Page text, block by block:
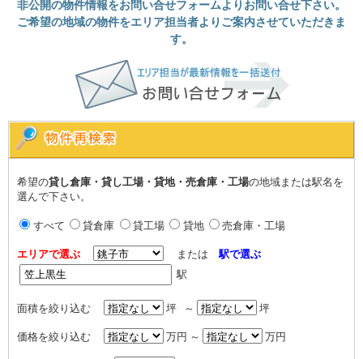
非公開の物件情報をお問い合せフォームよりお問い合せ下さい。
ご希望の地域の物件をエリア担当者よりご案内させていただきま
す。
希望の貸し倉庫・貸し工場・貸地・売倉庫・工場の地域または駅名を
選んで下さい。
すべて 貸倉庫 貸工場 貸地 売倉庫・工場
エリアで選ぶ または 駅で選ぶ
駅
面積を絞り込む 坪 ～ 坪
価格を絞り込む 万円 ～ 万円